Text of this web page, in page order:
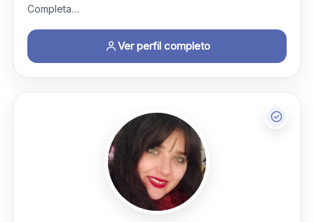
Completa…
Ver perfil completo